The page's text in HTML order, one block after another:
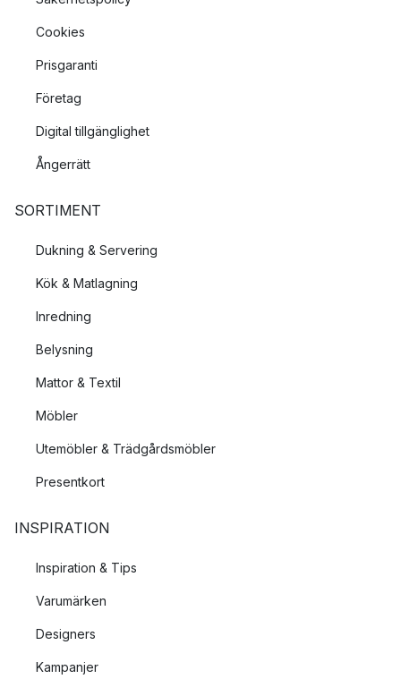
Cookies
Prisgaranti
Företag
Digital tillgänglighet
Ångerrätt
SORTIMENT
Dukning & Servering
Kök & Matlagning
Inredning
Belysning
Mattor & Textil
Möbler
Utemöbler & Trädgårdsmöbler
Presentkort
INSPIRATION
Inspiration & Tips
Varumärken
Designers
Kampanjer